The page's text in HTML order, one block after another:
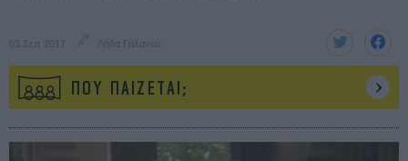
03 Σεπ 2017 Λήδα Γαλανού
ΠΟΥ ΠΑΙΖΕΤΑΙ;